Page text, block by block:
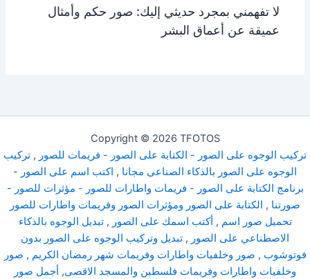
لا تفهمني بمجرد حديثي إليك: صور حكم وأمثال
عميقة عن أعماق البشر
Copyright © 2026 TFOTOS
تركيب الوجوه على الصور - الكتابة على الصور - فريمات للصور , تركيب
الوجوه على الصور بالذكاء الصناعى مجانا , اكتب اسم على الصور -
برنامج الكتابة على الصور - فريمات واطارات للصور - مؤثرات للصور -
صورتنا , الكتابة على الصور ومؤثرات الصور وفريمات واطارات للصور
تحميل صور اسم , أكتب اسمك على الصور ,تبديل الوجوه بالذكاء
الاصطناعي على الصور , تبديل وتركيب الوجوه على الصور بدون
فوتوشوب , صور وخلفيات واطارات وفريمات شهر رمضان الكريم , صور
وخلفيات واطارات وفريمات فلسطين والمسجد الاقصى, أجمل صور